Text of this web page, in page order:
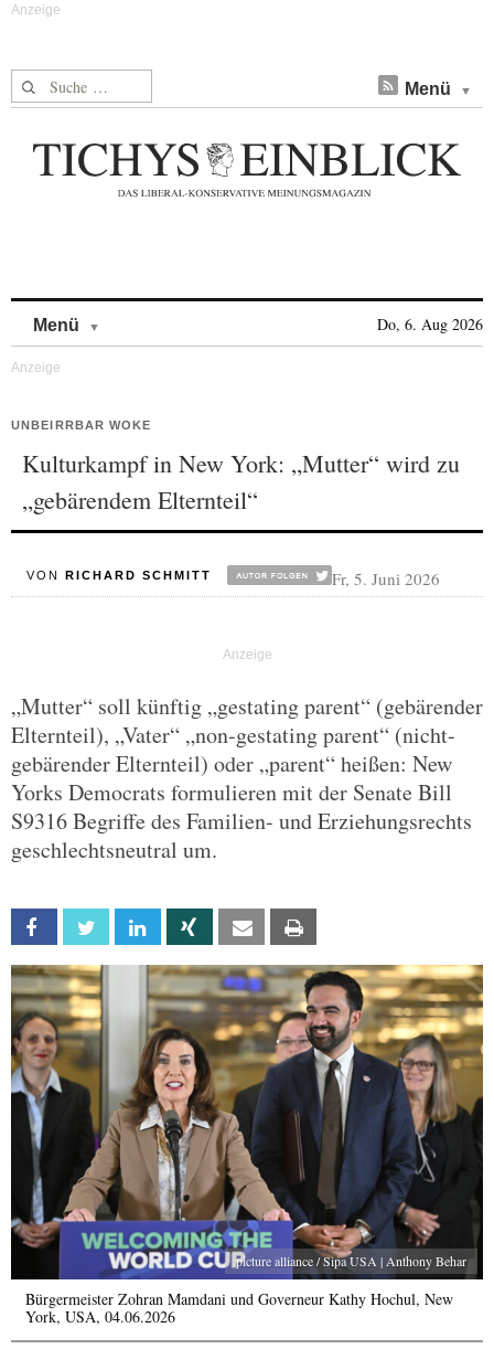
Suche nach: Menü
Menü Do, 6. Aug 2026
UNBEIRRBAR WOKE
Kulturkampf in New York: „Mutter“ wird zu
„gebärendem Elternteil“
VON RICHARD SCHMITT Fr, 5. Juni 2026
„Mutter“ soll künftig „gestating parent“ (gebärender
Elternteil), „Vater“ „non-gestating parent“ (nicht-
gebärender Elternteil) oder „parent“ heißen: New
Yorks Democrats formulieren mit der Senate Bill
S9316 Begriffe des Familien- und Erziehungsrechts
geschlechtsneutral um.
Facebook Twitter Linkedin Xing Email
picture alliance / Sipa USA | Anthony Behar
Bürgermeister Zohran Mamdani und Governeur Kathy Hochul, New
York, USA, 04.06.2026